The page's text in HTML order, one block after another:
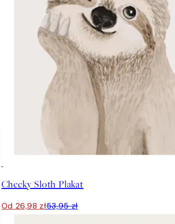
Cheeky Sloth Plakat
Od 26,98 zł53,95 zł